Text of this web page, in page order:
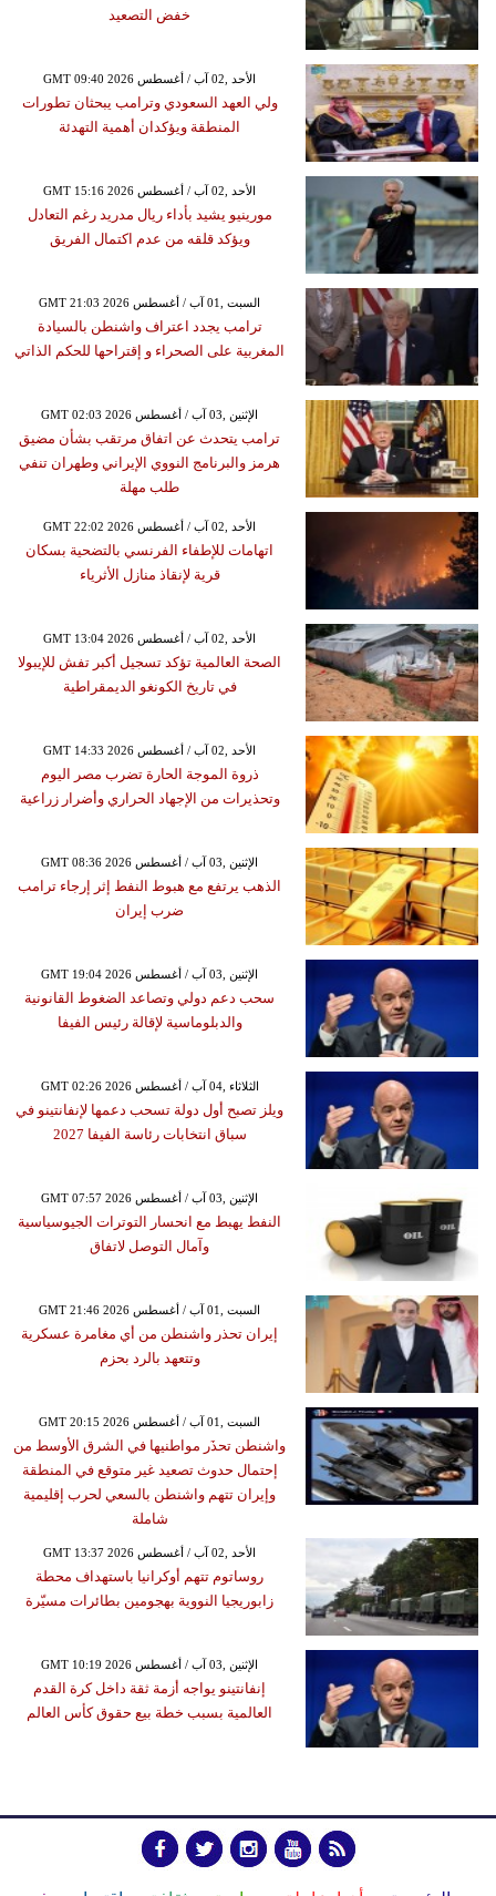
خفض التصعيد
GMT 09:40 2026 الأحد ,02 آب / أغسطس
ولي العهد السعودي وترامب يبحثان تطورات
المنطقة ويؤكدان أهمية التهدئة
GMT 15:16 2026 الأحد ,02 آب / أغسطس
مورينيو يشيد بأداء ريال مدريد رغم التعادل
ويؤكد قلقه من عدم اكتمال الفريق
GMT 21:03 2026 السبت ,01 آب / أغسطس
ترامب يجدد اعتراف واشنطن بالسيادة
المغربية على الصحراء و إقتراحها للحكم الذاتي
GMT 02:03 2026 الإثنين ,03 آب / أغسطس
ترامب يتحدث عن اتفاق مرتقب بشأن مضيق
هرمز والبرنامج النووي الإيراني وطهران تنفي
طلب مهلة
GMT 22:02 2026 الأحد ,02 آب / أغسطس
اتهامات للإطفاء الفرنسي بالتضحية بسكان
قرية لإنقاذ منازل الأثرياء
GMT 13:04 2026 الأحد ,02 آب / أغسطس
الصحة العالمية تؤكد تسجيل أكبر تفش للإيبولا
في تاريخ الكونغو الديمقراطية
GMT 14:33 2026 الأحد ,02 آب / أغسطس
ذروة الموجة الحارة تضرب مصر اليوم
وتحذيرات من الإجهاد الحراري وأضرار زراعية
GMT 08:36 2026 الإثنين ,03 آب / أغسطس
الذهب يرتفع مع هبوط النفط إثر إرجاء ترامب
ضرب إيران
GMT 19:04 2026 الإثنين ,03 آب / أغسطس
سحب دعم دولي وتصاعد الضغوط القانونية
والدبلوماسية لإقالة رئيس الفيفا
GMT 02:26 2026 الثلاثاء ,04 آب / أغسطس
ويلز تصبح أول دولة تسحب دعمها لإنفانتينو في
سباق انتخابات رئاسة الفيفا 2027
GMT 07:57 2026 الإثنين ,03 آب / أغسطس
النفط يهبط مع انحسار التوترات الجيوسياسية
وآمال التوصل لاتفاق
GMT 21:46 2026 السبت ,01 آب / أغسطس
إيران تحذر واشنطن من أي مغامرة عسكرية
وتتعهد بالرد بحزم
GMT 20:15 2026 السبت ,01 آب / أغسطس
واشنطن تحذَر مواطنيها في الشرق الأوسط من
إحتمال حدوث تصعيد غير متوقع في المنطقة
وإيران تتهم واشنطن بالسعي لحرب إقليمية
شاملة
GMT 13:37 2026 الأحد ,02 آب / أغسطس
روساتوم تتهم أوكرانيا باستهداف محطة
زابوريجيا النووية بهجومين بطائرات مسيّرة
GMT 10:19 2026 الإثنين ,03 آب / أغسطس
إنفانتينو يواجه أزمة ثقة داخل كرة القدم
العالمية بسبب خطة بيع حقوق كأس العالم